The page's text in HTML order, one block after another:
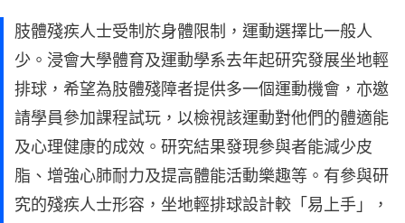
肢體殘疾人士受制於身體限制，運動選擇比一般人
少。浸會大學體育及運動學系去年起研究發展坐地輕
排球，希望為肢體殘障者提供多一個運動機會，亦邀
請學員參加課程試玩，以檢視該運動對他們的體適能
及心理健康的成效。研究結果發現參與者能減少皮
脂、增強心肺耐力及提高體能活動樂趣等。有參與研
究的殘疾人士形容，坐地輕排球設計較「易上手」，